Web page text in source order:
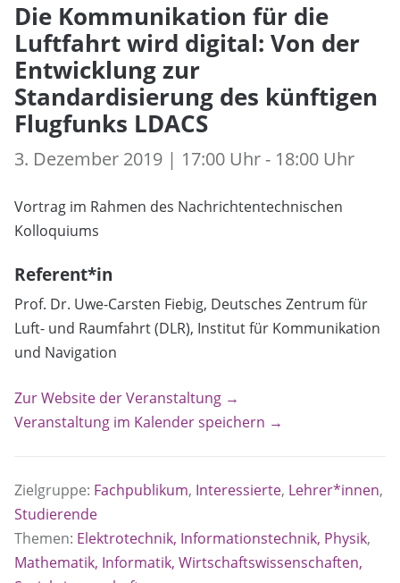
Die Kommunikation für die
Luftfahrt wird digital: Von der
Entwicklung zur
Standardisierung des künftigen
Flugfunks LDACS
3. Dezember 2019 | 17:00 Uhr - 18:00 Uhr
Vortrag im Rahmen des Nachrichtentechnischen
Kolloquiums
Referent*in
Prof. Dr. Uwe-Carsten Fiebig, Deutsches Zentrum für
Luft- und Raumfahrt (DLR), Institut für Kommunikation
und Navigation
Zur Website der Veranstaltung →
Veranstaltung im Kalender speichern →
Zielgruppe: Fachpublikum, Interessierte, Lehrer*innen,
Studierende
Themen: Elektrotechnik, Informationstechnik, Physik,
Mathematik, Informatik, Wirtschaftswissenschaften,